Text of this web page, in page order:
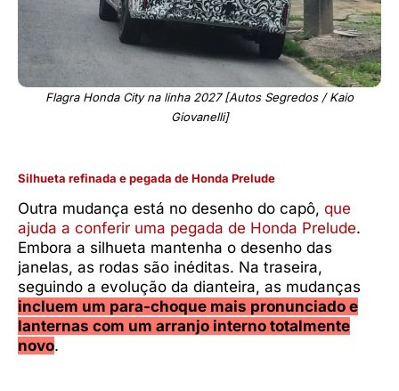
Flagra Honda City na linha 2027 [Autos Segredos / Kaio
Giovanelli]
Silhueta refinada e pegada de Honda Prelude
Outra mudança está no desenho do capô, que
ajuda a conferir uma pegada de Honda Prelude.
Embora a silhueta mantenha o desenho das
janelas, as rodas são inéditas. Na traseira,
seguindo a evolução da dianteira, as mudanças
incluem um para-choque mais pronunciado e
lanternas com um arranjo interno totalmente
novo.